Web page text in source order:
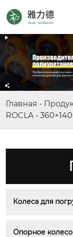
Главная -
ROCLA -
Колеса для
Опорное колесо